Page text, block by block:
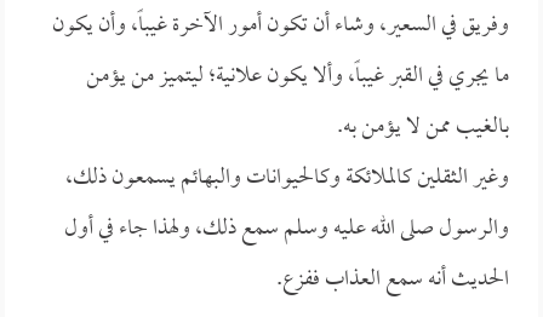
وفريق في السعير، وشاء أن تكون أمور الآخرة غيباً، وأن يكون
ما يجري في القبر غيباً، وألا يكون علانية؛ ليتميز من يؤمن
بالغيب ممن لا يؤمن به.
وغير الثقلين كالملائكة وكالحيوانات والبهائم يسمعون ذلك،
والرسول صلى الله عليه وسلم سمع ذلك، ولهذا جاء في أول
الحديث أنه سمع العذاب ففزع.